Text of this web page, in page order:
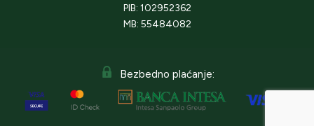
PIB: 102952362
MB: 55484082
Bezbedno plaćanje: